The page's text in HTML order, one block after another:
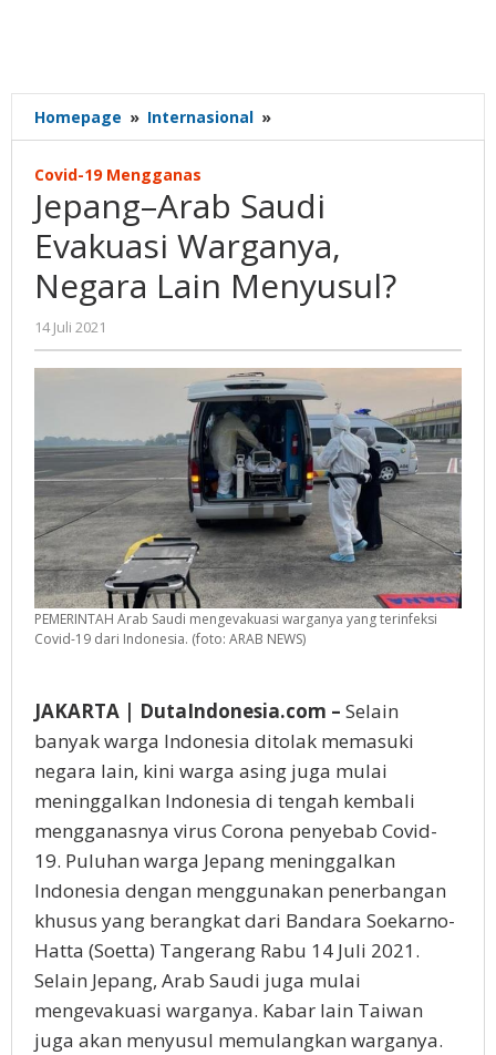
Homepage » Internasional »
Arab
Warganya,
Lain
Menyusul?
Covid-19 Mengganas
Jepang–Arab Saudi
Evakuasi Warganya,
Negara Lain Menyusul?
14 Juli 2021
Gatot
Susanto
PEMERINTAH Arab Saudi mengevakuasi warganya yang terinfeksi
Covid-19 dari Indonesia. (foto: ARAB NEWS)
JAKARTA | DutaIndonesia.com – Selain
banyak warga Indonesia ditolak memasuki
negara lain, kini warga asing juga mulai
meninggalkan Indonesia di tengah kembali
mengganasnya virus Corona penyebab Covid-
19. Puluhan warga Jepang meninggalkan
Indonesia dengan menggunakan penerbangan
khusus yang berangkat dari Bandara Soekarno-
Hatta (Soetta) Tangerang Rabu 14 Juli 2021.
Selain Jepang, Arab Saudi juga mulai
mengevakuasi warganya. Kabar lain Taiwan
juga akan menyusul memulangkan warganya.